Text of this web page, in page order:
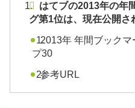
はてブの2013年の年
グ第1位は、現在公開さ
2013年 年間ブック
プ30
参考URL